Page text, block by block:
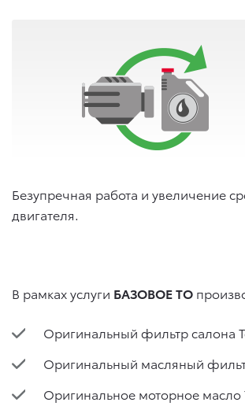
Безупречная работа и увеличение
двигателя.
В рамках услуги БАЗОВОЕ ТО
Оригинальный фильтр салона
Оригинальный масляный
Оригинальное моторное масло